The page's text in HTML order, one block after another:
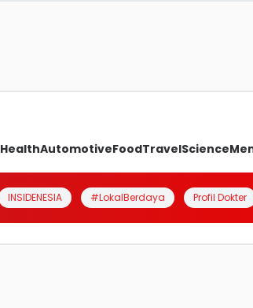
HealthAutomotiveFoodTravelScience
INSIDENESIA #LokalBerdaya Profil Dokter